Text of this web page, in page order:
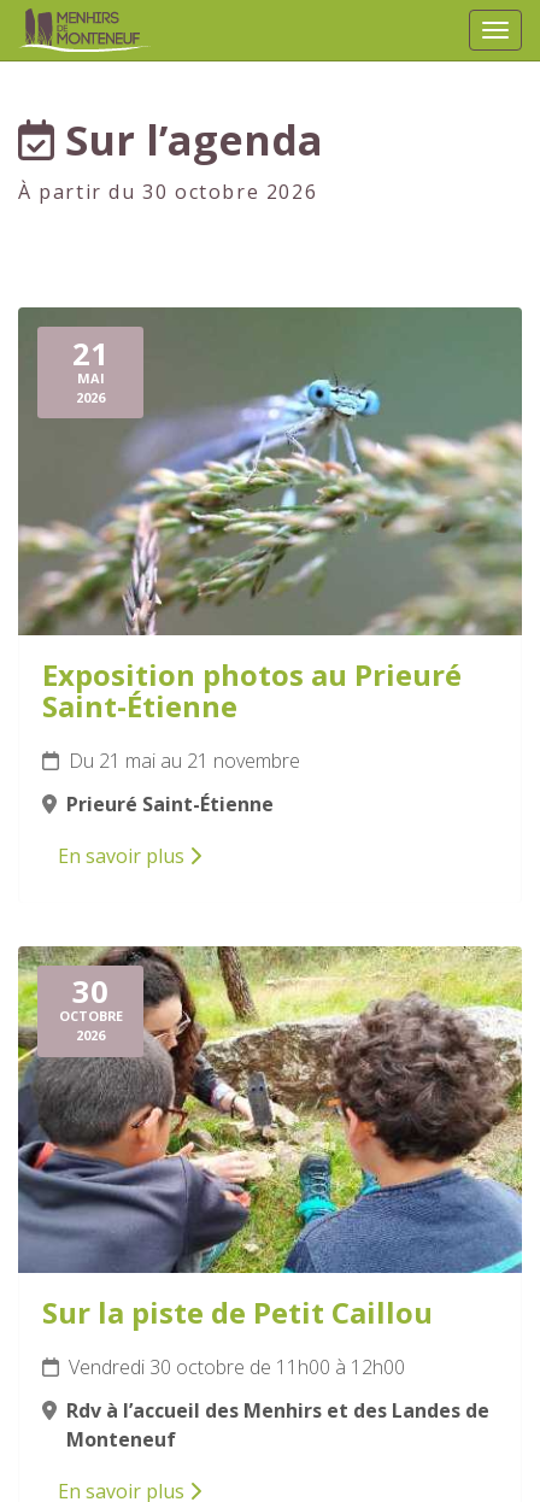
Sur l’agenda
À partir du 30 octobre 2026
21
MAI
2026
Exposition photos au Prieuré
Saint-Étienne
Du 21 mai au 21 novembre
Prieuré Saint-Étienne
En savoir plus
30
OCTOBRE
2026
Sur la piste de Petit Caillou
Vendredi 30 octobre de 11h00 à 12h00
Rdv à l’accueil des Menhirs et des Landes de
Monteneuf
En savoir plus